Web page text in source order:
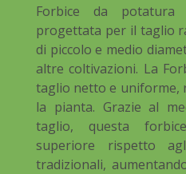
Forbice da
progettata per il taglio
di piccolo e medio
altre coltivazioni. La
taglio netto e uniforme,
la pianta. Grazie al
taglio, questa
superiore rispetto
tradizionali,